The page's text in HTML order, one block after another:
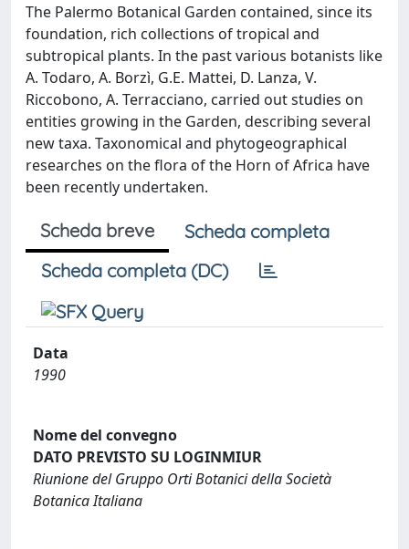
The Palermo Botanical Garden contained, since its
foundation, rich collections of tropical and
subtropical plants. In the past various botanists like
A. Todaro, A. Borzì, G.E. Mattei, D. Lanza, V.
Riccobono, A. Terracciano, carried out studies on
entities growing in the Garden, describing several
new taxa. Taxonomical and phytogeographical
researches on the flora of the Horn of Africa have
been recently undertaken.
Scheda breve
Scheda completa
Scheda completa (DC)
Data
1990
Nome del convegno
DATO PREVISTO SU LOGINMIUR
Riunione del Gruppo Orti Botanici della Società
Botanica Italiana